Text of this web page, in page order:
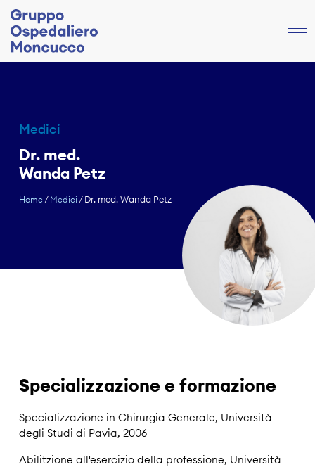
Medici
Dr. med.
Wanda Petz
Home / Medici / Dr. med. Wanda Petz
Specializzazione e formazione
Specializzazione in Chirurgia Generale, Università
degli Studi di Pavia, 2006
Abilitzione all'esercizio della professione, Università